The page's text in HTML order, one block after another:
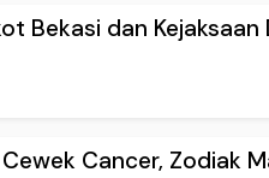
Bekasi dan Kejaksaan
Cancer, Zodiak